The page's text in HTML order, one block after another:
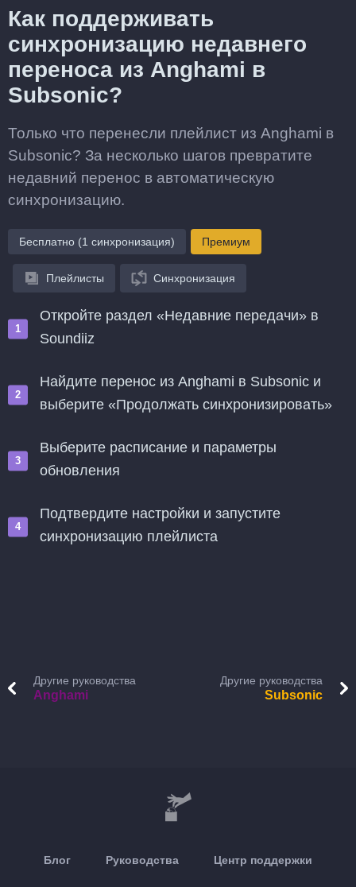
Как поддерживать
синхронизацию недавнего
переноса из Anghami в
Subsonic?
Только что перенесли плейлист из Anghami в
Subsonic? За несколько шагов превратите
недавний перенос в автоматическую
синхронизацию.
Бесплатно (1 синхронизация) Премиум
Плейлисты Синхронизация
Откройте раздел «Недавние передачи» в
Soundiiz
Найдите перенос из Anghami в Subsonic и
выберите «Продолжать синхронизировать»
Выберите расписание и параметры
обновления
Подтвердите настройки и запустите
синхронизацию плейлиста
Другие руководства
Anghami
Другие руководства
Subsonic
Блог Руководства Центр поддержки